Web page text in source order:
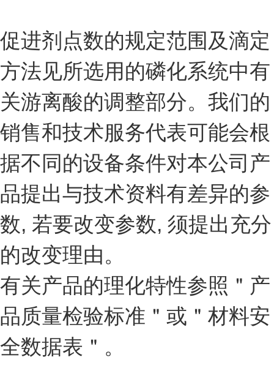
促进剂点数的规定范围及滴定
方法见所选用的磷化系统中有
关游离酸的调整部分。我们的
销售和技术服务代表可能会根
据不同的设备条件对本公司产
品提出与技术资料有差异的参
数, 若要改变参数, 须提出充分
的改变理由。
有关产品的理化特性参照＂产
品质量检验标准＂或＂材料安
全数据表＂。